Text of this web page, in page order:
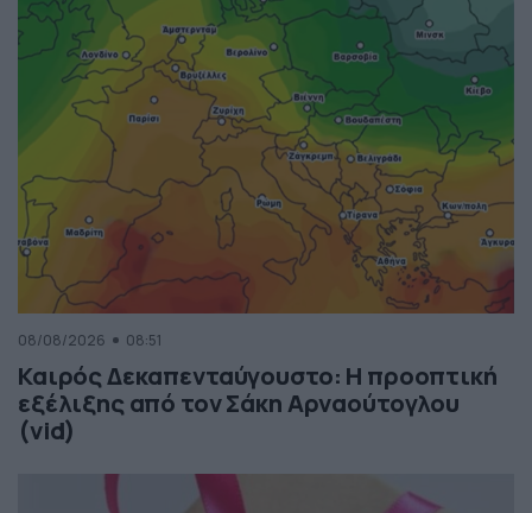
08/08/2026 08:51
Καιρός Δεκαπενταύγουστο: Η προοπτική
εξέλιξης από τον Σάκη Αρναούτογλου
(vid)